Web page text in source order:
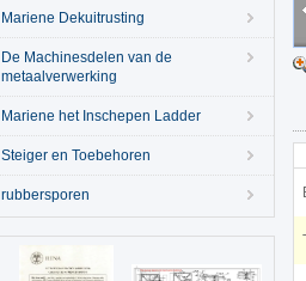
Mariene Dekuitrusting
De Machinesdelen van de
metaalverwerking
Mariene het Inschepen Ladder
Steiger en Toebehoren
rubbersporen